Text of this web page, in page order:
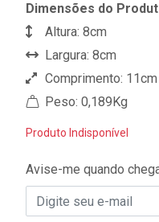
Dimensões do
Altura: 8cm
Largura: 8cm
Comprimento: 11cm
Peso: 0,189Kg
Produto Indisponível
Avise-me quando